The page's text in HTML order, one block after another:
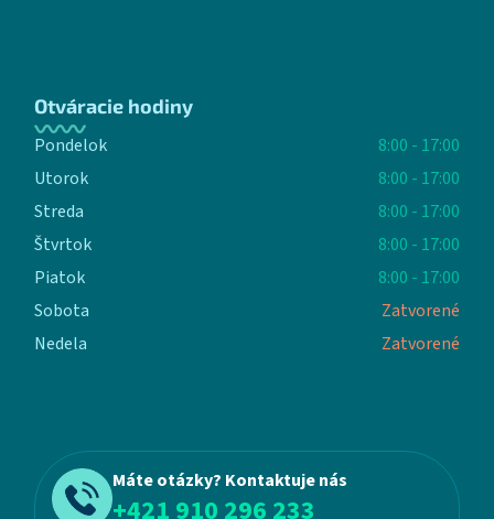
Otváracie hodiny
Pondelok
8:00 - 17:00
Utorok
8:00 - 17:00
Streda
8:00 - 17:00
Štvrtok
8:00 - 17:00
Piatok
8:00 - 17:00
Sobota
Zatvorené
Nedela
Zatvorené
Máte otázky? Kontaktuje nás
+421 910 296 233